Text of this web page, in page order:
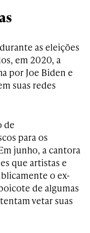
as eleições
em 2020, a
por Joe Biden e
suas redes
de
para os
junho, a cantora
que artistas e
o ex-
de algumas
vetar suas